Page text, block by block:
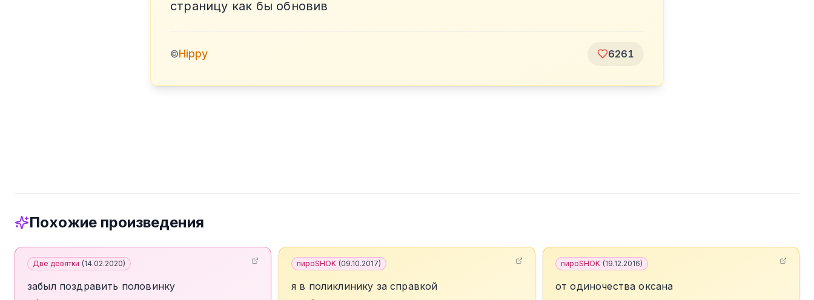
страницу как бы обновив
©Hippy 6261
Похожие произведения
Две девятки (14.02.2020)
забыл поздравить половинку
пироSHOK (09.10.2017)
я в поликлинику за справкой
пироSHOK (19.12.2016)
от одиночества оксана